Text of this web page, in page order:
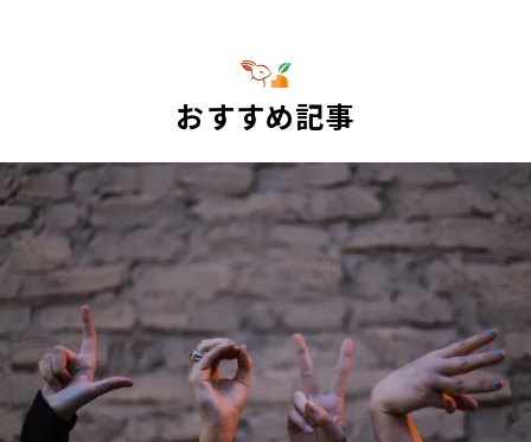
おすすめ記事